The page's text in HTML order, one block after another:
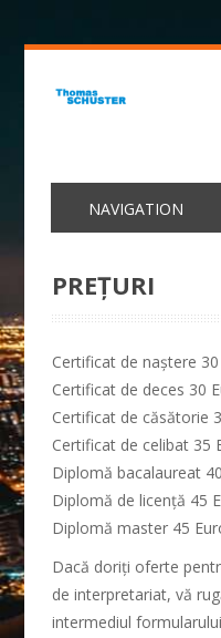
PREŢURI
Certificat de naştere
Certificat de deces 30
Certificat de căsătorie
Certificat de celibat 35
Diplomă bacalaureat
Diplomă de licență 45
Diplomă master 45
Dacă doriți oferte
de interpretariat, vă
intermediul